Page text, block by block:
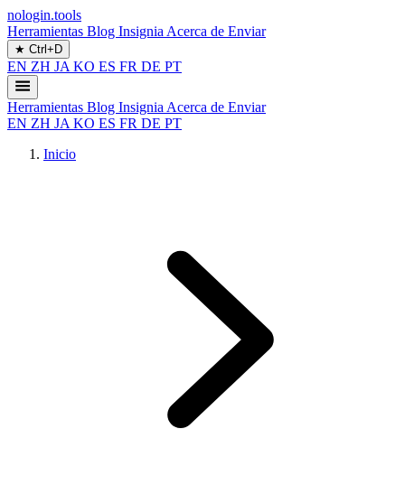
nologin.tools
Herramientas Blog Insignia Acerca de Enviar
★ Ctrl+D
EN ZH JA KO ES FR DE PT
Herramientas Blog Insignia Acerca de Enviar
EN ZH JA KO ES FR DE PT
Inicio